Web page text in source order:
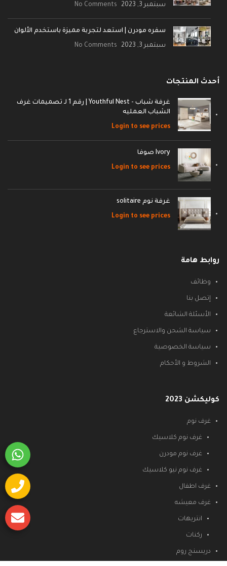
سبتمبر 3, 2023 No Comments
سفره مودرن | استعد لتجربة مميزة باستخدم الألوان
سبتمبر 3, 2023 No Comments
أحدث المنتجات
غرفة شباب - Youthful Nest | رقم 1 لـ تصميمات غرف
الشباب العمليه
Login to see prices
Ivory صوفا
Login to see prices
غرفة نوم solitaire
Login to see prices
روابط هامة
وظائف
إتصل بنا
الأسئلة الشائعة
سياسة الشحن والاسترجاع
سياسة الخصوصية
الشروط و الأحكام
كوليكشن 2023
غرف نوم
غرف نوم كلاسيك
غرف نوم مودرن
غرف نوم نيو كلاسيك
غرف اطفال
غرف معيشه
انتريهات
ركنات
دريسنج روم